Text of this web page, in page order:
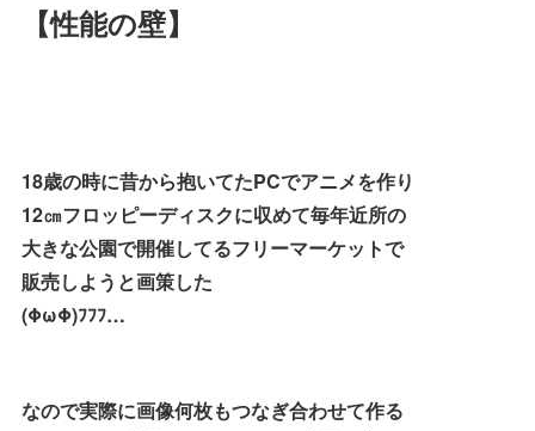
【性能の壁】
18歳の時に昔から抱いてたPCでアニメを作り
12㎝フロッピーディスクに収めて毎年近所の
大きな公園で開催してるフリーマーケットで
販売しようと画策した
(ΦωΦ)ﾌﾌﾌ…
なので実際に画像何枚もつなぎ合わせて作る